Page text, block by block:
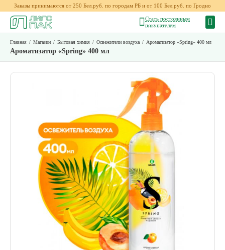
Заказы принимаются от 250 Бел.руб. по городам РБ и от 100 Бел.руб. по Гродно
Стать постоянным
покупателем
Главная / Магазин / Бытовая химия / Освежители воздуха / Ароматизатор «Spring» 400 мл
Ароматизатор «Spring» 400 мл